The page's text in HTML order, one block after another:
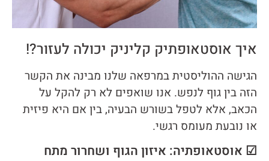
איך אוסטאופתיק קליניק יכולה לעזור?!
הגישה ההוליסטית במרפאה שלנו מבינה את הקשר
הזה בין גוף לנפש. אנו שואפים לא רק להקל על
הכאב, אלא לטפל בשורש הבעיה, בין אם היא פיזית
או נובעת מעומס רגשי.
☑ אוסטאופתיה: איזון הגוף ושחרור מתח